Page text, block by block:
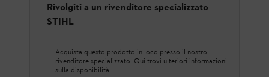
Rivolgiti a un rivenditore specializzato
STIHL
Acquista questo prodotto in loco presso il nostro
rivenditore specializzato. Qui trovi ulteriori informazioni
sulla disponibilità.